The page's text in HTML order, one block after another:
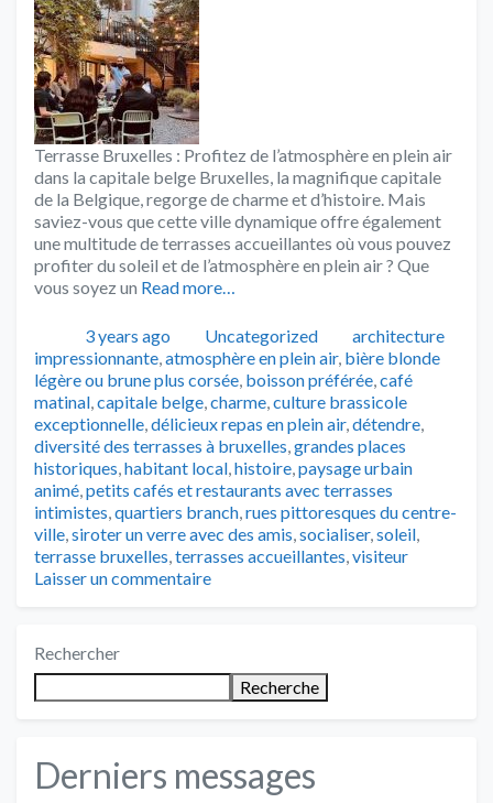
Terrasse Bruxelles : Profitez de l’atmosphère en plein air
dans la capitale belge Bruxelles, la magnifique capitale
de la Belgique, regorge de charme et d’histoire. Mais
saviez-vous que cette ville dynamique offre également
une multitude de terrasses accueillantes où vous pouvez
profiter du soleil et de l’atmosphère en plein air ? Que
vous soyez un Read more…
Publié3 years ago Catégories
Uncategorized Tags
architecture
impressionnante,atmosphère en plein air, bière blonde
légère ou brune plus corsée, boisson préférée,café
matinal,capitale belge,charme,culture brassicole
exceptionnelle,délicieux repas en plein air,détendre,
diversité des terrasses à bruxelles,grandes places
historiques,habitant local,histoire,paysage urbain
animé,petits cafés et restaurants avec terrasses
intimistes,quartiers branch,rues pittoresques du centre-
ville,siroter un verre avec des amis,socialiser,soleil,
terrasse bruxelles,terrasses accueillantes,visiteur
Laisser un commentaire
Rechercher
Recherche
Derniers messages